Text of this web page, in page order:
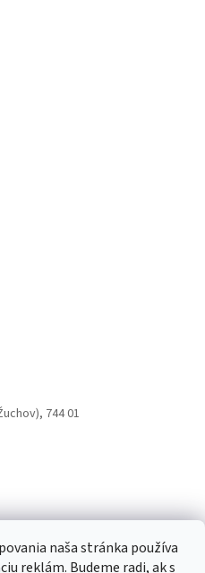
naša stránka používa
reklám. Budeme radi, ak s
744 01